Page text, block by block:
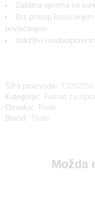
Zaštitna oprema sa
Brz pristup
povlačenjem
Izdržljivi i vodootporni
Šifra proizvoda: T3202950
Kategorije:
Futrola za
Oznaka: Thule
Brand: Thule
Možda